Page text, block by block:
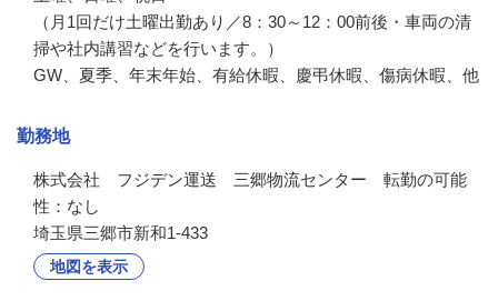
（月1回だけ土曜出勤あり／8：30～12：00前後・車両の清
掃や社内講習などを行います。）
GW、夏季、年末年始、有給休暇、慶弔休暇、傷病休暇、他
勤務地
株式会社　フジデン運送　三郷物流センター　転勤の可能
性：なし
埼玉県三郷市新和1-433
地図を表示